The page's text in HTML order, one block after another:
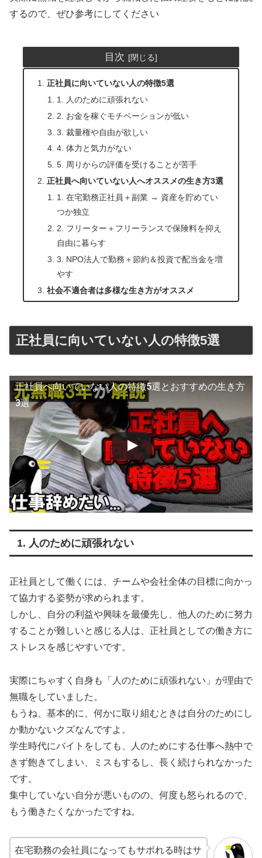
するので、ぜひ参考にしてください
目次
正社員に向いていない人の特徴5選
1. 人のために頑張れない
2. お金を稼ぐモチベーションが低い
3. 裁量権や自由が欲しい
4. 体力と気力がない
5. 周りからの評価を受けることが苦手
正社員へ向いていない人へオススメの生き方3選
1. 在宅勤務正社員＋副業 → 資産を貯めてい
つか独立
2. フリーター＋フリーランスで保険料を抑え
自由に暮らす
3. NPO法人で勤務＋節約＆投資で配当金を増
やす
社会不適合者は多様な生き方がオススメ
正社員に向いていない人の特徴5選
正社員へ向いていない人の特徴5選とおすすめの生き方
3選
1. 人のために頑張れない
正社員として働くには、チームや会社全体の目標に向かっ
て協力する姿勢が求められます。
しかし、自分の利益や興味を最優先し、他人のために努力
することが難しいと感じる人は、正社員としての働き方に
ストレスを感じやすいです。
実際にちゃすく自身も「人のために頑張れない」が理由で
無職をしていました。
もうね、基本的に、何かに取り組むときは自分のためにし
か動かないクズなんですよ。
学生時代にバイトをしても、人のためにする仕事へ熱中で
きず飽きてしまい、ミスもするし、長く続けられなかった
です。
集中していない自分が悪いものの、何度も怒られるので、
もう働きたくなかったですね。
在宅勤務の会社員になってもサボれる時はサ